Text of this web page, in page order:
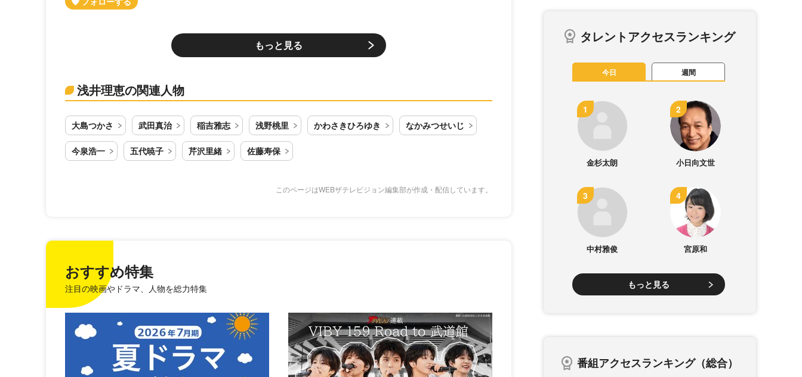
もっと見る
浅井理恵の関連人物
大島つかさ 武田真治 稲吉雅志 浅野桃里 かわさきひろゆき なかみつせいじ
今泉浩一 五代暁子 芹沢里緒 佐藤寿保
このページはWEBザテレビジョン編集部が作成・配信しています。
おすすめ特集
注目の映画やドラマ、人物を総力特集
タレントアクセスランキング
今日 週間
金杉太朗 小日向文世
中村雅俊 宮原和
もっと見る
番組アクセスランキング（総合）